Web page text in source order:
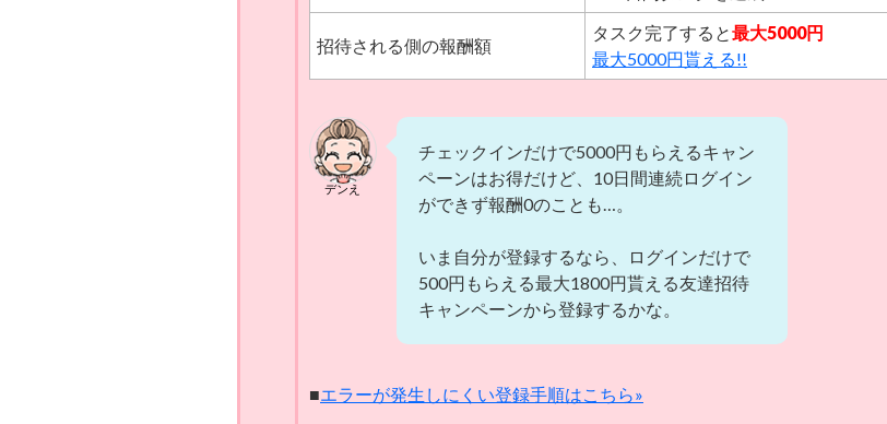
特別報酬＋2500円
4000円
1月22日
4000円
1月26日
特別報酬＋2500円
特別報酬＋2500円
4000円
2月12日
4000円
招待される側の報酬額
タスク完了すると最大5000円
最大5000円貰える!!
デンえ
チェックインだけで5000円もらえるキャン
ペーンはお得だけど、10日間連続ログイン
ができず報酬0のことも…。
いま自分が登録するなら、ログインだけで
500円もらえる最大1800円貰える友達招待
キャンペーンから登録するかな。
■エラーが発生しにくい登録手順はこちら»